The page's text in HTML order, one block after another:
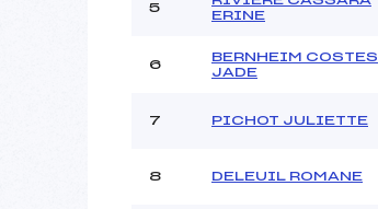
Ouvreurs D :
Ouvreurs E :
Pénalité appliquée :
5
ERINE
6
BERNHEIM COSTES
JADE
7 PICHOT JULIETTE
8 DELEUIL ROMANE